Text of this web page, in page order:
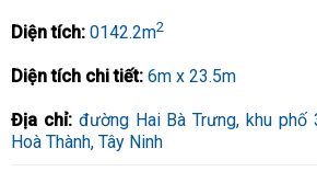
Diện tích: 0142.2m2
Diện tích chi tiết: 6m x 23.5m
Địa chỉ: đường Hai Bà Trưng, khu phố
Hoà Thành, Tây Ninh